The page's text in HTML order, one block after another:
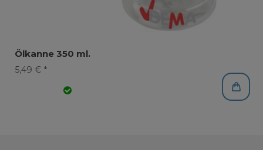
Ölkanne 350 ml.
5,49 € *